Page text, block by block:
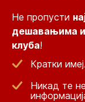
Не пропусти
дешавањима и
клуба!
Кратки
Никад те